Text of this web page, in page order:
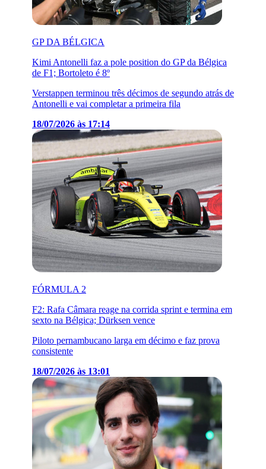
GP DA BÉLGICA
Kimi Antonelli faz a pole position do GP da Bélgica
de F1; Bortoleto é 8º
Verstappen terminou três décimos de segundo atrás de
Antonelli e vai completar a primeira fila
18/07/2026 às 17:14
FÓRMULA 2
F2: Rafa Câmara reage na corrida sprint e termina em
sexto na Bélgica; Dürksen vence
Piloto pernambucano larga em décimo e faz prova
consistente
18/07/2026 às 13:01